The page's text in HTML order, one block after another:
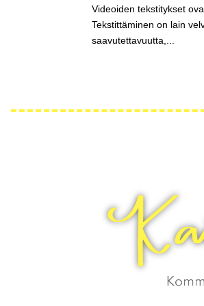
Videoiden tekstitykset
Tekstittäminen on lain
saavutettavuutta,...